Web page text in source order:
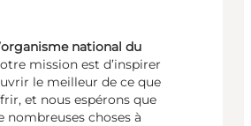
national du
mission est d’inspirer
le meilleur de ce que
et nous espérons que
nombreuses choses à